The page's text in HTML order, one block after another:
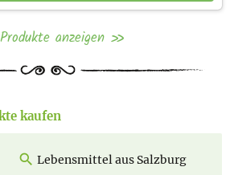
anzeigen
kaufen
Lebensmittel aus Salzburg